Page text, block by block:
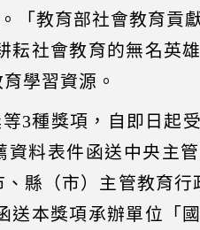
「教育部社會教育貢
社會教育的無名英
學習資源。
3種獎項，自即日起
料表件函送中央主
縣（市）主管教育行
本獎項承辦單位「